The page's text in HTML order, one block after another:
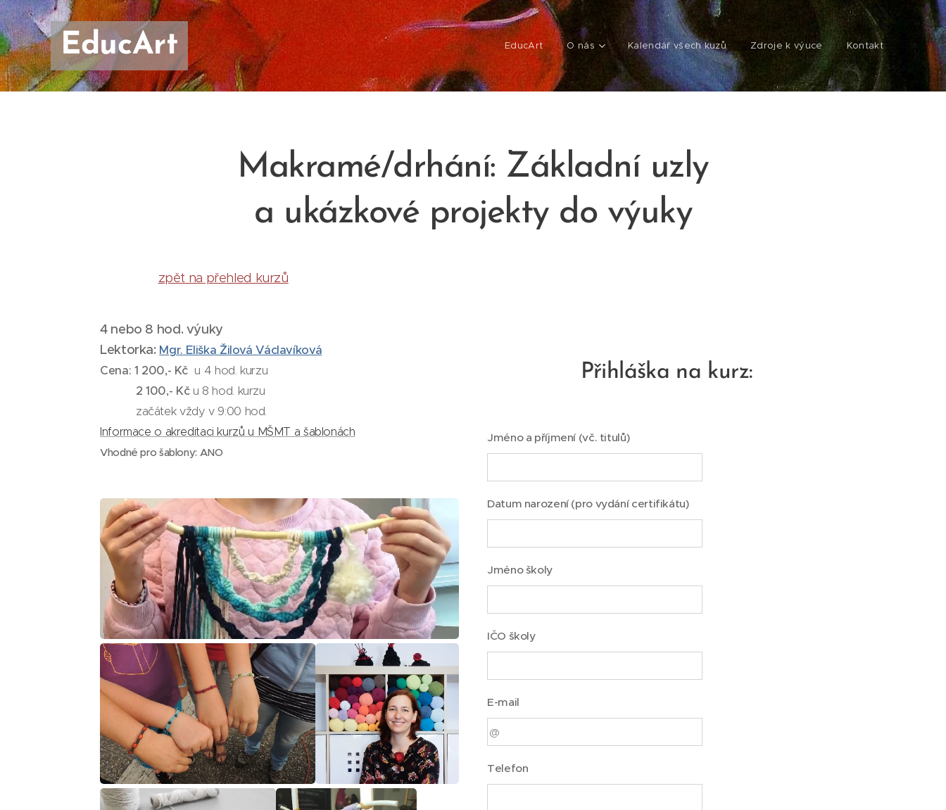
EducArt EducArt O nás Kalendář všech kuzů Zdroje k výuce Kontakt
Makramé/drhání: Základní uzly
a ukázkové projekty do výuky
zpět na přehled kurzů
4 nebo 8 hod. výuky
Lektorka: Mgr. Eliška Žilová Václavíková
Cena: 1 200,- Kč u 4 hod. kurzu
2 100,- Kču 8 hod. kurzu
začátek vždy v 9:00 hod.
Informace o akreditaci kurzů u MŠMT a šablonách
Vhodné pro šablony: ANO
Přihláška na kurz:
Jméno a příjmení (vč. titulů)
Datum narození (pro vydání certifikátu)
Jméno školy
IČO školy
E-mail
Telefon